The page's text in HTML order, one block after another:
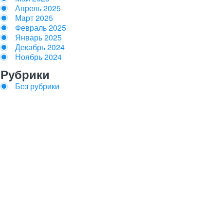
Апрель 2025
Март 2025
Февраль 2025
Январь 2025
Декабрь 2024
Ноябрь 2024
Рубрики
Без рубрики